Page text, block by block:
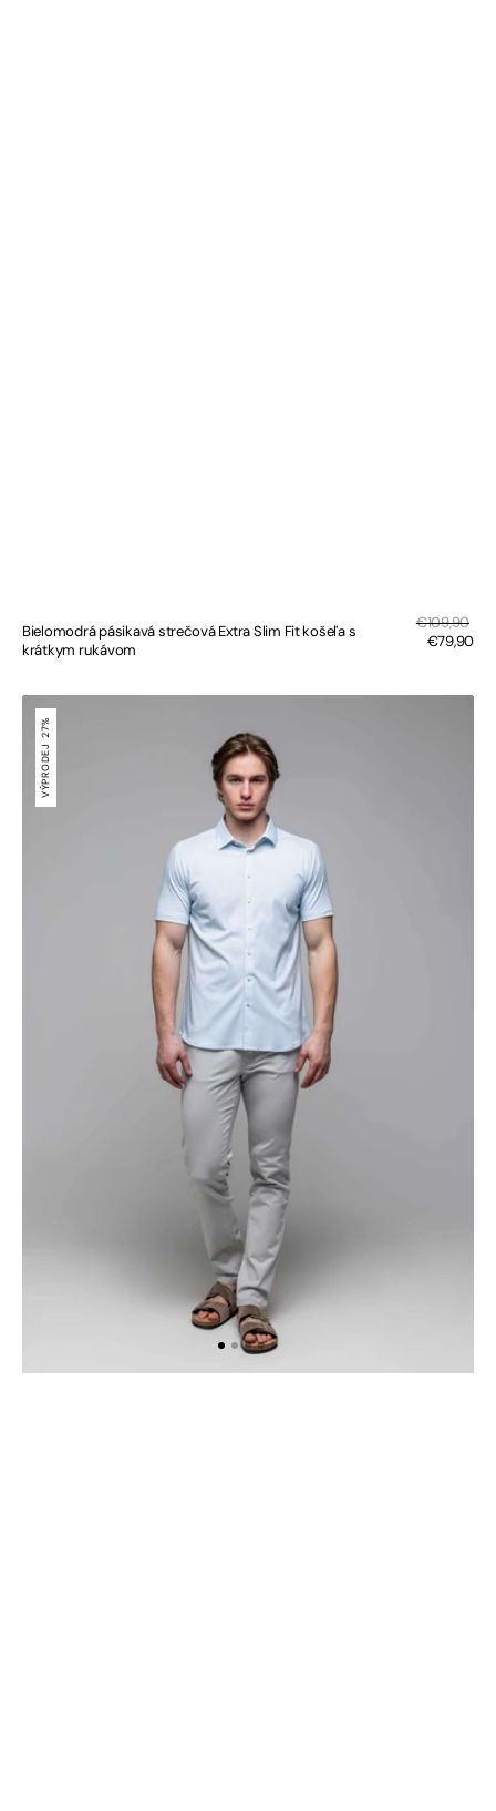
Bielomodrá pásikavá strečová Extra Slim Fit košeľa s
krátkym rukávom
Regular
price
€109,90
€79,90
strečová
Extra
Slim
košeľa
VÝPRODEJ
27%